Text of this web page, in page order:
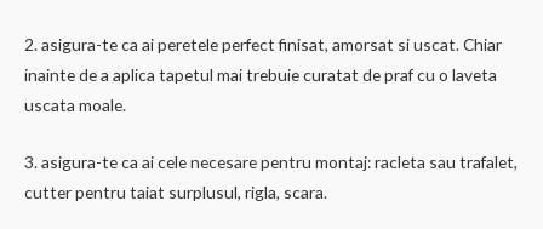
2. asigura-te ca ai peretele perfect finisat, amorsat si uscat. Chiar
inainte de a aplica tapetul mai trebuie curatat de praf cu o laveta
uscata moale.
3. asigura-te ca ai cele necesare pentru montaj: racleta sau trafalet,
cutter pentru taiat surplusul, rigla, scara.